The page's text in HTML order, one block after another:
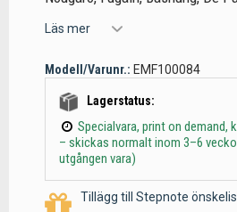
Läs mer
Modell/Varunr.: EMF100084
Lagerstatus:
Specialvara, print on demand,
– skickas normalt inom 3–6
utgången vara)
Tillägg till Stepnote